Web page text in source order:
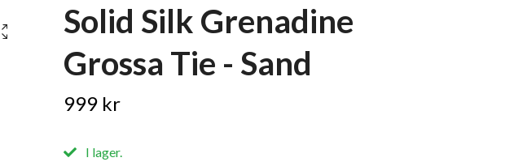
Solid Silk Grenadine
Grossa Tie - Sand
999 kr
I lager.